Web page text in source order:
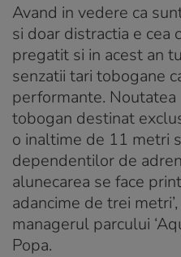
Avand in vedere ca
si doar distractia e cea
pregatit si in acest an
senzatii tari tobogane
performante.
tobogan destinat
o inaltime de 11 metri
dependentilor de
alunecarea se face
adancime de trei
managerul parcului
Popa.